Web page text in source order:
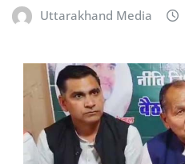
Uttarakhand Media